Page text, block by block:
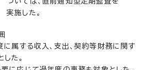
実施した。
属する収入、支出、契約等財務に関す
た。